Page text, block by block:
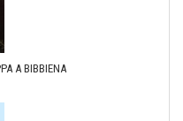
A BIBBIENA